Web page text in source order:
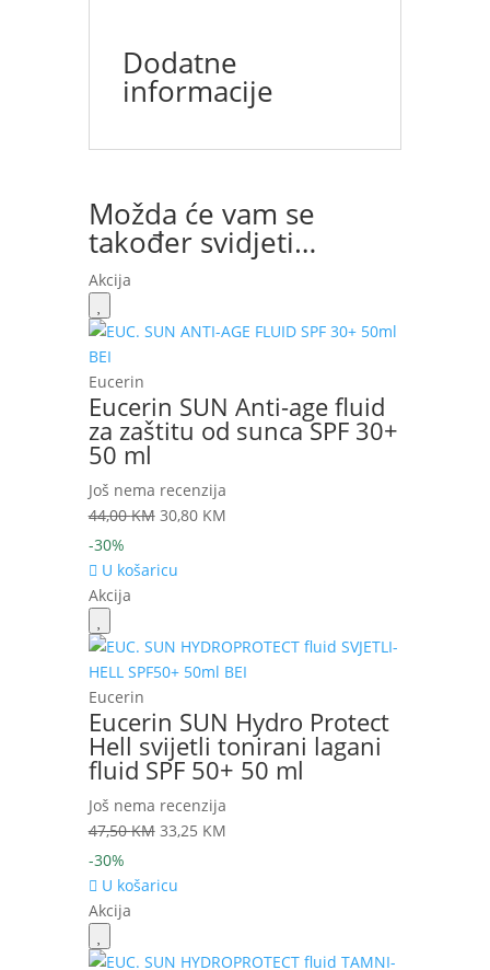
Dodatne
informacije
Možda će vam se
također svidjeti…
Akcija
Eucerin
Eucerin SUN Anti-age fluid
za zaštitu od sunca SPF 30+
50 ml
Još nema recenzija
44,00KM Izvorna
bila
30,80 KMTrenutna
-30%
U košaricu
Akcija
Eucerin
Eucerin SUN Hydro Protect
Hell svijetli tonirani lagani
fluid SPF 50+ 50 ml
Još nema recenzija
47,50KM Izvorna
bila
33,25 KMTrenutna
-30%
U košaricu
Akcija